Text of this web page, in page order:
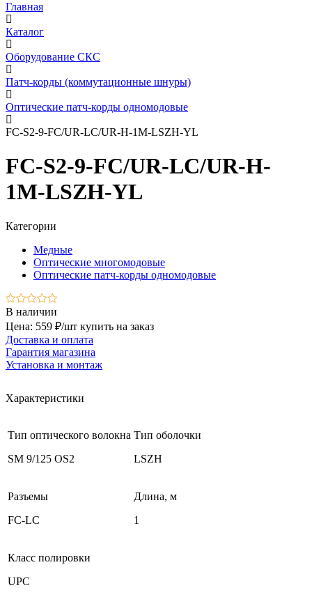
Главная
Каталог
Оборудование СКС
Патч-корды (коммутационные шнуры)
Оптические патч-корды одномодовые
FC-S2-9-FC/UR-LC/UR-H-1M-LSZH-YL
FC-S2-9-FC/UR-LC/UR-H-
1M-LSZH-YL
Категории
Медные
Оптические многомодовые
Оптические патч-корды одномодовые
В наличии
Цена: 559 ₽/шт купить на заказ
Доставка и оплата
Гарантия магазина
Установка и монтаж
Характеристики
Тип оптического волокна
SM 9/125 OS2
Тип оболочки
LSZH
Разъемы
FC-LC
Длина, м
1
Класс полировки
UPC